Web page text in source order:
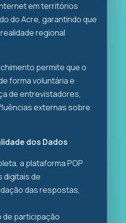
em territórios
do Acre, garantindo que
regional
permite que o
forma voluntária e
de entrevistadores,
externas sobre
dos Dados
a plataforma POP
digitais de
das respostas,
de participação